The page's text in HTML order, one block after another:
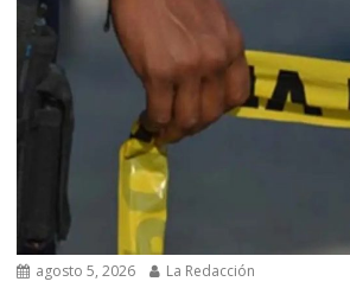
agosto 5, 2026 La Redacción